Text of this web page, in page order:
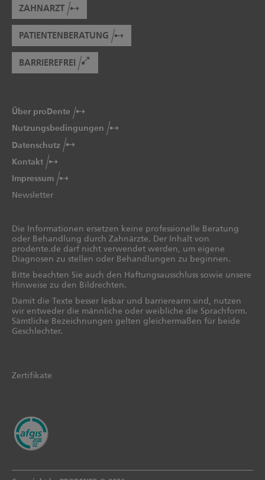
ZAHNARZT
PATIENTENBERATUNG
BARRIEREFREI
Über proDente
Nutzungsbedingungen
Datenschutz
Kontakt
Impressum
Newsletter
Die Informationen ersetzen keine professionelle Beratung
oder Behandlung durch Zahnärzte. Der Inhalt von
prodente.de darf nicht verwendet werden, um eigene
Diagnosen zu stellen oder Behandlungen zu beginnen.
Bitte beachten Sie auch den Haftungsausschluss sowie unsere
Hinweise zu den Bildrechten.
Damit die Texte besser lesbar und barrierearm sind, nutzen
wir entweder die männliche oder weibliche die Sprachform.
Sämtliche Bezeichnungen gelten gleichermaßen für beide
Geschlechter.
Zertifikate